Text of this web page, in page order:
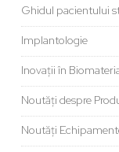
Ghidul pacientului
Implantologie
Inovații în
Noutăți despre
Noutăți